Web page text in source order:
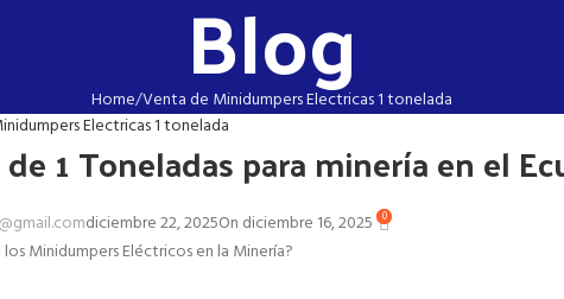
Blog
Home Venta de Minidumpers Electricas 1 tonelada
Electricas 1 tonelada
1 Toneladas para minería en el
diciembre 22, 2025On diciembre 16, 2025 0